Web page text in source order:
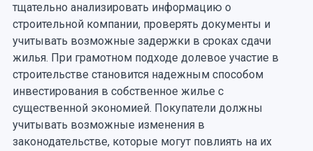
тщательно анализировать информацию о
строительной компании, проверять документы и
учитывать возможные задержки в сроках сдачи
жилья. При грамотном подходе долевое участие в
строительстве становится надежным способом
инвестирования в собственное жилье с
существенной экономией. Покупатели должны
учитывать возможные изменения в
законодательстве, которые могут повлиять на их